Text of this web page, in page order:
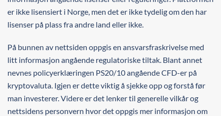
er ikke lisensiert i Norge, men det er ikke tydelig om den har
lisenser på plass fra andre land eller ikke.
På bunnen av nettsiden oppgis en ansvarsfraskrivelse med
litt informasjon angående regulatoriske tiltak. Blant annet
nevnes policyerklæringen PS20/10 angående CFD-er på
kryptovaluta. Igjen er dette viktig å sjekke opp og forstå før
man investerer. Videre er det lenker til generelle vilkår og
nettsidens personvern hvor det oppgis mer informasjon om